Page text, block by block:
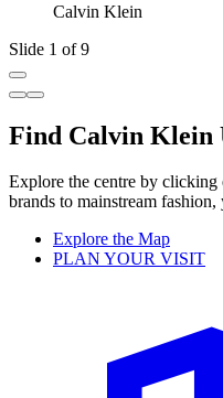
Calvin Klein
Slide 1 of 9
Find Calvin Klein
Explore the centre by
brands to mainstream
Explore the Map
PLAN YOUR VISIT